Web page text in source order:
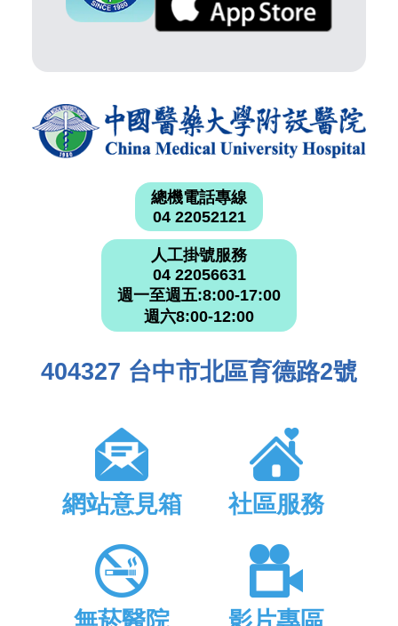
總機電話專線
04 22052121
人工掛號服務
04 22056631
週一至週五:8:00-17:00
週六8:00-12:00
404327 台中市北區育德路2號
網站意見箱 社區服務